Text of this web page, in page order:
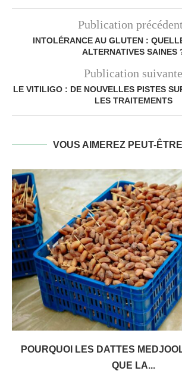
Publication
INTOLÉRANCE AU GLUTEN :
ALTERNATIVES SAINES
Publication suivante
LE VITILIGO : DE NOUVELLES PISTES
LES TRAITEMENTS
VOUS AIMEREZ PEUT-
POURQUOI LES DATTES
QUE LA...